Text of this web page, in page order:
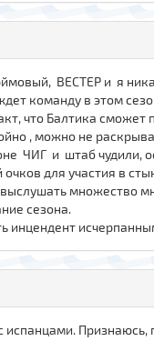
ВЕСТЕР и я
команду в этом
что Балтика сможет
, можно не
ЧИГ и штаб чудили,
для участия в
множество
сезона.
инцендент
испанцами. Признаюсь,